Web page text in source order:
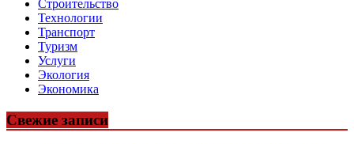
Строительство
Технологии
Транспорт
Туризм
Услуги
Экология
Экономика
Свежие записи